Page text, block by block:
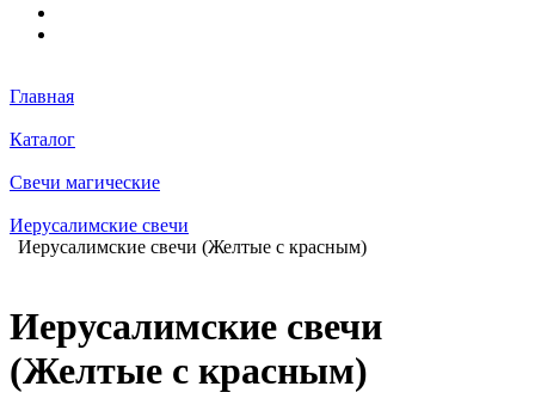
Главная
Каталог
Свечи магические
Иерусалимские свечи
Иерусалимские свечи (Желтые с красным)
Иерусалимские свечи
(Желтые с красным)